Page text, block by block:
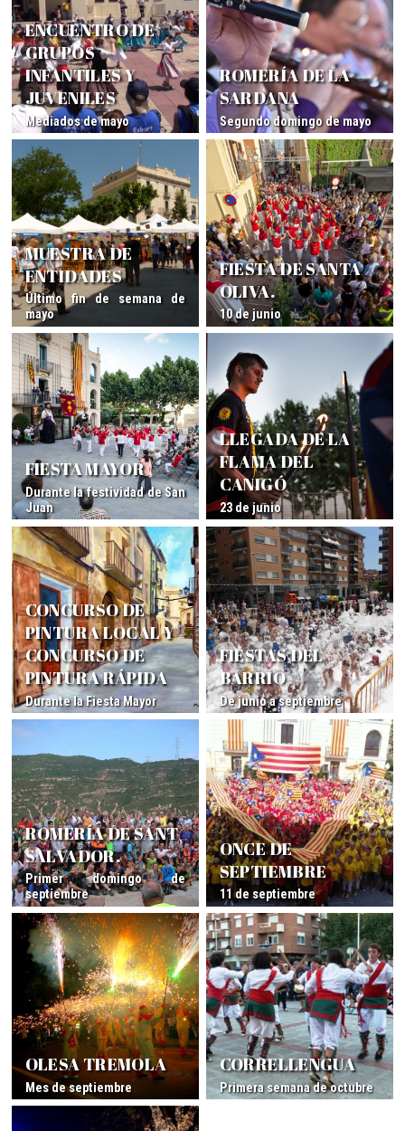
ENCUENTRO DE
GRUPOS
INFANTILES Y
JUVENILES
Mediados de mayo
ROMERÍA DE LA
SARDANA
Segundo domingo de mayo
MUESTRA DE
ENTIDADES
Último fin de semana de
mayo
FIESTA DE SANTA
OLIVA.
10 de junio
FIESTA MAYOR
Durante la festividad de San
Juan
LLEGADA DE LA
FLAMA DEL
CANIGÓ
23 de junio
CONCURSO DE
PINTURA LOCAL Y
CONCURSO DE
PINTURA RÁPIDA
Durante la Fiesta Mayor
FIESTAS DEL
BARRIO
De junio a septiembre
ROMERÍA DE SANT
SALVADOR.
Primer domingo de
septiembre
ONCE DE
SEPTIEMBRE
11 de septiembre
OLESA TREMOLA
Mes de septiembre
CORRELLENGUA
Primera semana de octubre